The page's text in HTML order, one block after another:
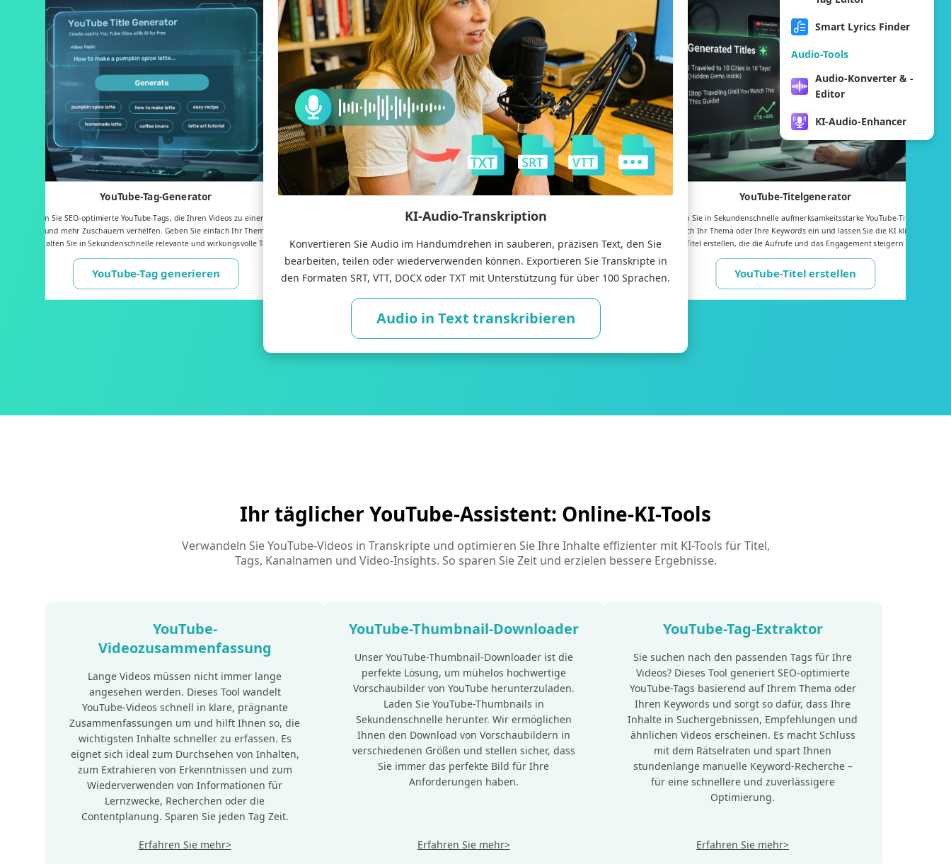
YouTube-Tag-Generator
Generieren Sie SEO-optimierte YouTube-Tags, die Ihren Videos zu einem besseren
Ranking und mehr Zuschauern verhelfen. Geben Sie einfach Ihr Thema ein und
erhalten Sie in Sekundenschnelle relevante und wirkungsvolle Tags.
YouTube-Tag generieren
KI-Audio-Transkription
Konvertieren Sie Audio im Handumdrehen in sauberen, präzisen Text, den Sie
bearbeiten, teilen oder wiederverwenden können. Exportieren Sie Transkripte in
den Formaten SRT, VTT, DOCX oder TXT mit Unterstützung für über 100 Sprachen.
Audio in Text transkribieren
YouTube-Titelgenerator
Generieren Sie in Sekundenschnelle aufmerksamkeitsstarke YouTube-Titel. Geben
Sie einfach Ihr Thema oder Ihre Keywords ein und lassen Sie die KI klickstarke
Titel erstellen, die die Aufrufe und das Engagement steigern.
YouTube-Titel erstellen
Ihr täglicher YouTube-Assistent: Online-KI-Tools
Verwandeln Sie YouTube-Videos in Transkripte und optimieren Sie Ihre Inhalte effizienter mit KI-Tools für Titel,
Tags, Kanalnamen und Video-Insights. So sparen Sie Zeit und erzielen bessere Ergebnisse.
YouTube-
Videozusammenfassung
Lange Videos müssen nicht immer lange
angesehen werden. Dieses Tool wandelt
YouTube-Videos schnell in klare, prägnante
Zusammenfassungen um und hilft Ihnen so, die
wichtigsten Inhalte schneller zu erfassen. Es
eignet sich ideal zum Durchsehen von Inhalten,
zum Extrahieren von Erkenntnissen und zum
Wiederverwenden von Informationen für
Lernzwecke, Recherchen oder die
Contentplanung. Sparen Sie jeden Tag Zeit.
Erfahren Sie mehr>
YouTube-Thumbnail-Downloader
Unser YouTube-Thumbnail-Downloader ist die
perfekte Lösung, um mühelos hochwertige
Vorschaubilder von YouTube herunterzuladen.
Laden Sie YouTube-Thumbnails in
Sekundenschnelle herunter. Wir ermöglichen
Ihnen den Download von Vorschaubildern in
verschiedenen Größen und stellen sicher, dass
Sie immer das perfekte Bild für Ihre
Anforderungen haben.
Erfahren Sie mehr>
YouTube-Tag-Extraktor
Sie suchen nach den passenden Tags für Ihre
Videos? Dieses Tool generiert SEO-optimierte
YouTube-Tags basierend auf Ihrem Thema oder
Ihren Keywords und sorgt so dafür, dass Ihre
Inhalte in Suchergebnissen, Empfehlungen und
ähnlichen Videos erscheinen. Es macht Schluss
mit dem Rätselraten und spart Ihnen
stundenlange manuelle Keyword-Recherche –
für eine schnellere und zuverlässigere
Optimierung.
Erfahren Sie mehr>
Smart Lyrics Finder
Audio-Tools
Audio-Konverter & -
Editor
KI-Audio-Enhancer